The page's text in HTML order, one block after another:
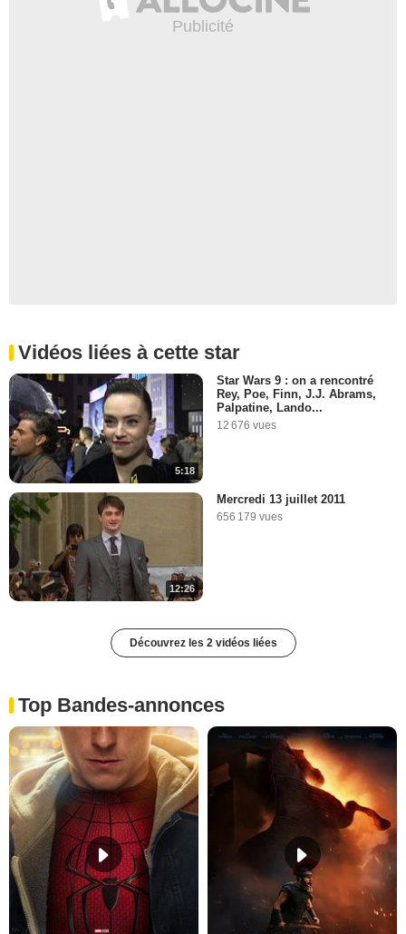
Vidéos liées à cette star
5:18
Star Wars 9 : on a rencontré
Rey, Poe, Finn, J.J. Abrams,
Palpatine, Lando...
12 676 vues
12:26
Mercredi 13 juillet 2011
656 179 vues
Découvrez les 2 vidéos liées
Top Bandes-annonces